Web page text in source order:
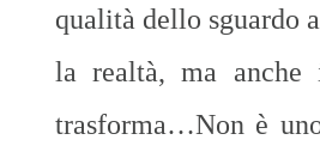
qualità dello sguardo
la realtà, ma
trasforma…Non è